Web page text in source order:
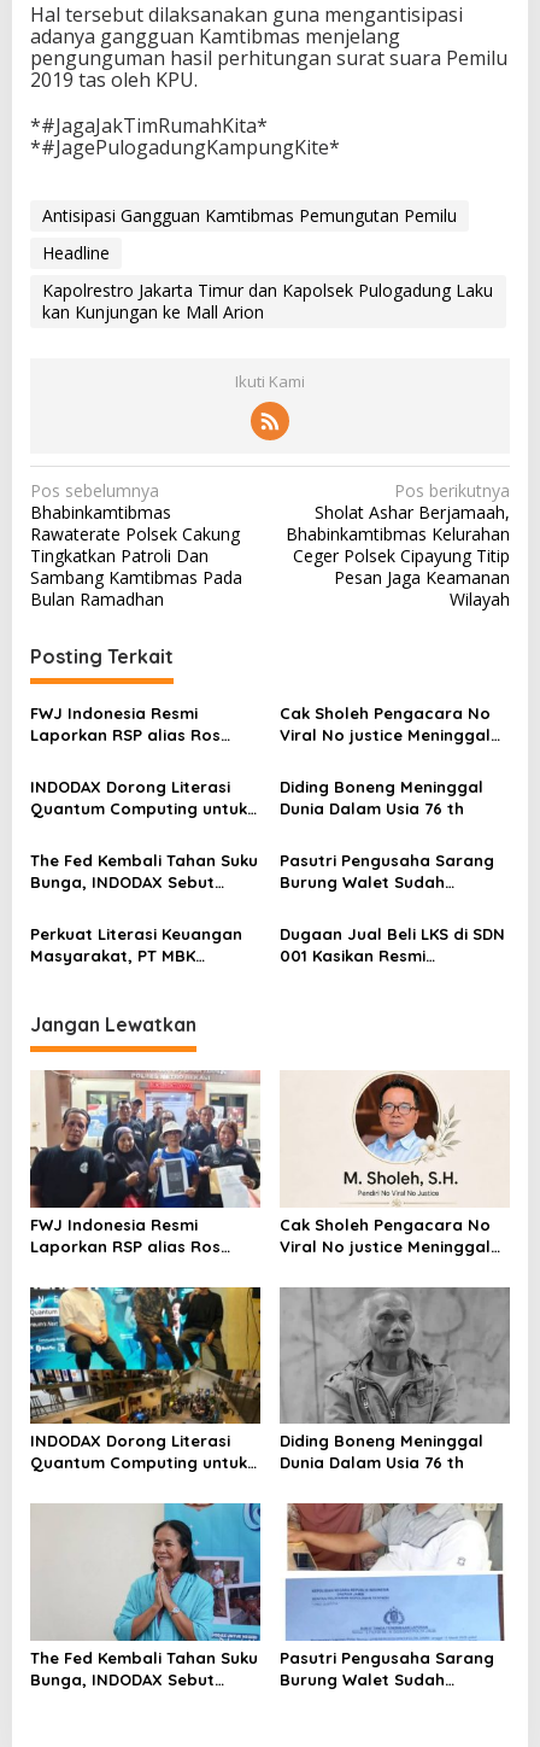
Hal tersebut dilaksanakan guna mengantisipasi
adanya gangguan Kamtibmas menjelang
pengunguman hasil perhitungan surat suara Pemilu
2019 tas oleh KPU.
*#JagaJakTimRumahKita*
*#JagePulogadungKampungKite*
Antisipasi Gangguan Kamtibmas Pemungutan Pemilu
Headline
Kapolrestro Jakarta Timur dan Kapolsek Pulogadung Laku
kan Kunjungan ke Mall Arion
Ikuti Kami
N
a
v
i
a
s
i
o
s
Pos sebelumnya
Bhabinkamtibmas
Rawaterate Polsek Cakung
Tingkatkan Patroli Dan
Sambang Kamtibmas Pada
Bulan Ramadhan
Pos berikutnya
Sholat Ashar Berjamaah,
Bhabinkamtibmas Kelurahan
Ceger Polsek Cipayung Titip
Pesan Jaga Keamanan
Wilayah
Posting Terkait
FWJ Indonesia Resmi
Laporkan RSP alias Ros
Cak Sholeh Pengacara No
Viral No justice Meninggal
INDODAX Dorong Literasi
Quantum Computing untuk
Blockchain
Diding Boneng Meninggal
Dunia Dalam Usia 76 th
The Fed Kembali Tahan Suku
Bunga, INDODAX Sebut
Sentimen Pasar
Pasutri Pengusaha Sarang
Burung Walet Sudah
Pelapor Desak Polda Jambi
Segera Lakukan Penahanan
Perkuat Literasi Keuangan
Masyarakat, PT MBK
Dugaan Jual Beli LKS di SDN
001 Kasikan Resmi
Jangan Lewatkan
FWJ Indonesia Resmi
Laporkan RSP alias Ros
Cak Sholeh Pengacara No
Viral No justice Meninggal
INDODAX Dorong Literasi
Quantum Computing untuk
Blockchain
Diding Boneng Meninggal
Dunia Dalam Usia 76 th
The Fed Kembali Tahan Suku
Bunga, INDODAX Sebut
Pasutri Pengusaha Sarang
Burung Walet Sudah